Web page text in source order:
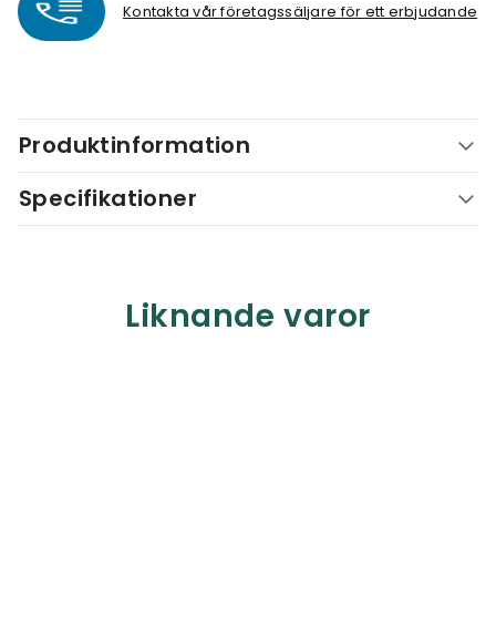
Kontakta vår företagssäljare för ett erbjudande
Produktinformation
Specifikationer
Liknande varor